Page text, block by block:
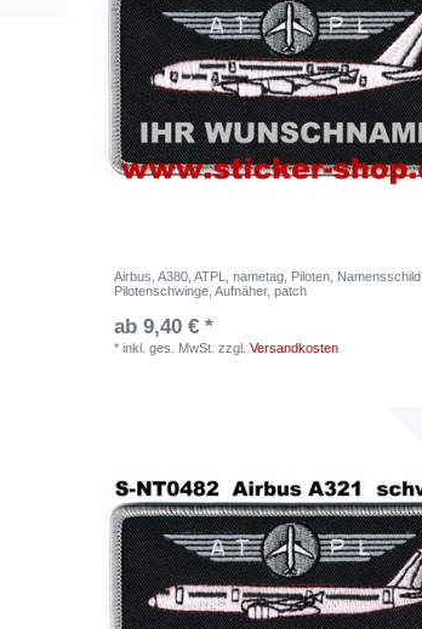
Airbus, A380, ATPL, nametag, Piloten, Namensschild,
Pilotenschwinge, Aufnäher, patch
ab 9,40 € *
*inkl. ges. MwSt. zzgl.Versandkosten